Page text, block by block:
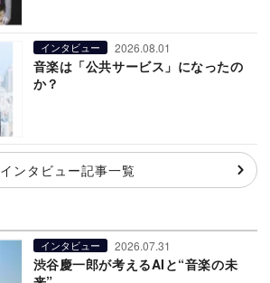
インタビュー 2026.08.01
音楽は「公共サービス」になったの
か？
インタビュー記事一覧
インタビュー 2026.07.31
渋谷慶一郎が考えるAIと“音楽の未